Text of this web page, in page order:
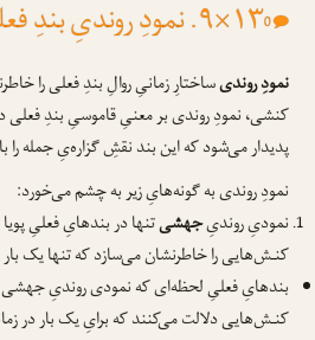
۱۳×۹. نمودِ روندیِ بندِ فعلی 0
نمودِ روندیساختارِ زمانیِ روالِ بندِ فعلی را
کنشی، نمودِ روندی بر معنیِ قاموسیِ بندِ فعلی
پدیدار می‌شود که این بند نقشِ گزاره‌یِ جمله را
نمودِ روندی به گونه‌هایِ زیر به چشم می‌خورد:
نمودیِ روندیِجهشیتنها در بندهایِ فعلیِ
کنـش‌هایی را خاطرنشان می‌سازد که تنها یک
بندهایِ فعلیِ لحظه‌ای که نمودی روندیِ جهشی
کنـش‌هایی دلالت می‌کنند که برایِ یک بار در